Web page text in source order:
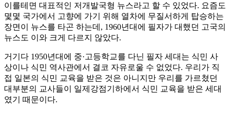
이를테면 대표적인 저개발국형 뉴스라고 할 수 있었다. 요즘도
몇몇 국가에서 고향에 가기 위해 열차에 무질서하게 탑승하는
장면이 뉴스를 타곤 하는데, 1960년대에 필자가 대했던 고국의
뉴스도 이와 크게 다르지 않았다.
거기다 1950년대에 중·고등학교를 다닌 필자 세대는 식민 사
상이나 식민 역사관에서 결코 자유로울 수 없었다. 우리가 직
접 일본의 식민 교육을 받은 것은 아니지만 우리를 가르쳤던
대부분의 교사들이 일제강점기하에서 식민 교육을 받은 세대
였기 때문이다.